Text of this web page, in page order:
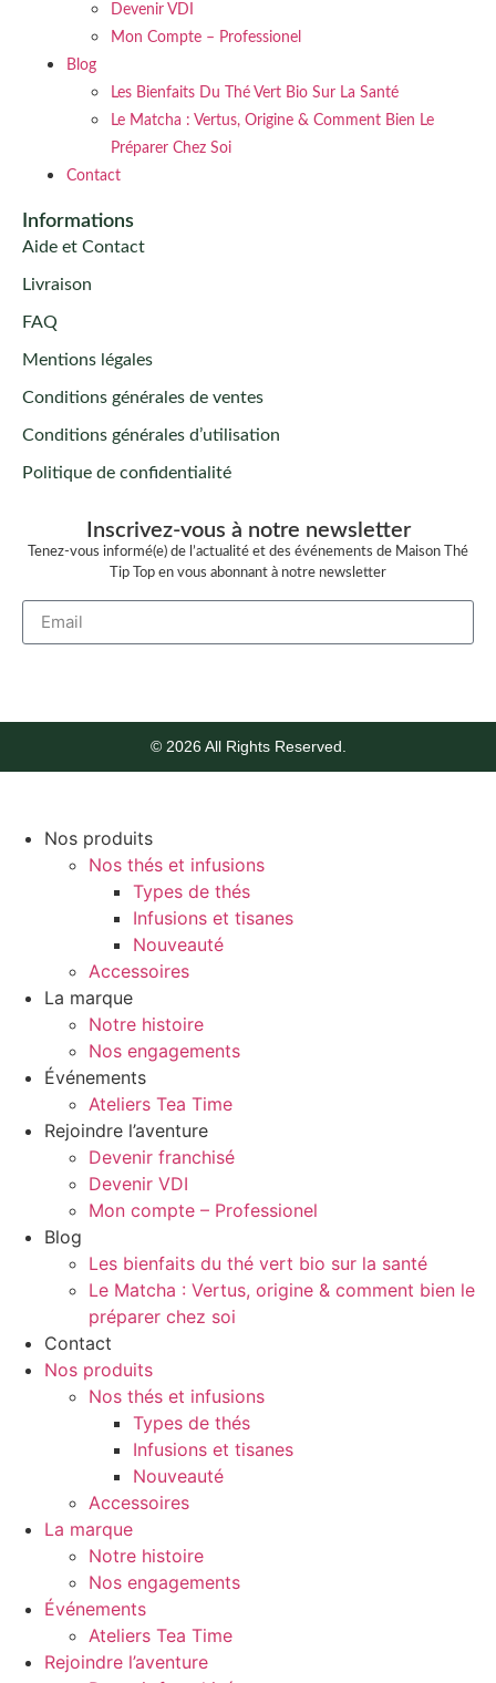
Devenir VDI
Mon Compte – Professionel
Blog
Les Bienfaits Du Thé Vert Bio Sur La Santé
Le Matcha : Vertus, Origine & Comment Bien Le
Préparer Chez Soi
Contact
Informations
Aide et Contact
Livraison
FAQ
Mentions légales
Conditions générales de ventes
Conditions générales d’utilisation
Politique de confidentialité
Inscrivez-vous à notre newsletter
Tenez-vous informé(e) de l’actualité et des événements de Maison Thé
Tip Top en vous abonnant à notre newsletter
© 2026 All Rights Reserved.
Nos produits
Nos thés et infusions
Types de thés
Infusions et tisanes
Nouveauté
Accessoires
La marque
Notre histoire
Nos engagements
Événements
Ateliers Tea Time
Rejoindre l’aventure
Devenir franchisé
Devenir VDI
Mon compte – Professionel
Blog
Les bienfaits du thé vert bio sur la santé
Le Matcha : Vertus, origine & comment bien le
préparer chez soi
Contact
Nos produits
Nos thés et infusions
Types de thés
Infusions et tisanes
Nouveauté
Accessoires
La marque
Notre histoire
Nos engagements
Événements
Ateliers Tea Time
Rejoindre l’aventure